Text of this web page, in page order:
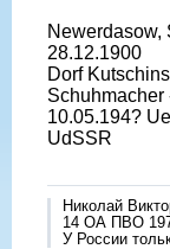
Newerdasow,
28.12.1900
Dorf
Schuhmacher
10.05.194?
UdSSR
Николай
14 ОА ПВО
У России